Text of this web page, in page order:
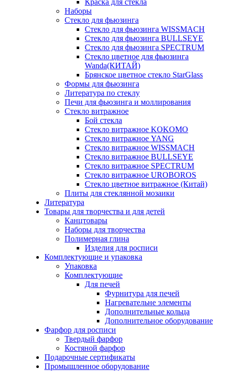
Краска для стекла
Наборы
Стекло для фьюзинга
Стекло для фьюзинга WISSMACH
Стекло для фьюзинга BULLSEYE
Стекло для фьюзинга SPECTRUM
Стекло цветное для фьюзинга
Wanda(КИТАЙ)
Брянское цветное стекло StarGlass
Формы для фьюзинга
Литература по стеклу
Печи для фьюзинга и моллирования
Стекло витражное
Бой стекла
Стекло витражное KOKOMO
Стекло витражное YANG
Стекло витражное WISSMACH
Стекло витражное BULLSEYE
Стекло витражное SPECTRUM
Стекло витражное UROBOROS
Стекло цветное витражное (Китай)
Плиты для стеклянной мозаики
Литература
Товары для творчества и для детей
Канцтовары
Наборы для творчества
Полимерная глина
Изделия для росписи
Комплектующие и упаковка
Упаковка
Комплектующие
Для печей
Фурнитура для печей
Нагревательне элементы
Дополнительные кольца
Дополнительное оборудование
Фарфор для росписи
Твердый фарфор
Костяной фарфор
Подарочные сертификаты
Промышленное оборудование